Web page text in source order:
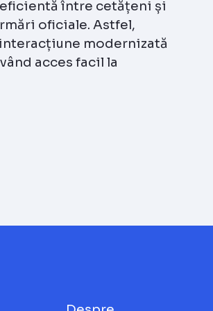
între cetățeni și
oficiale. Astfel,
modernizată
acces facil la